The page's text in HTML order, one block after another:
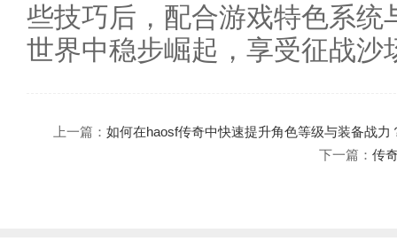
些技巧后，配合游戏特色系统
世界中稳步崛起，享受征战沙
上一篇： 如何在haosf传奇中快速提升角色等级与装备战力
下一篇： 传